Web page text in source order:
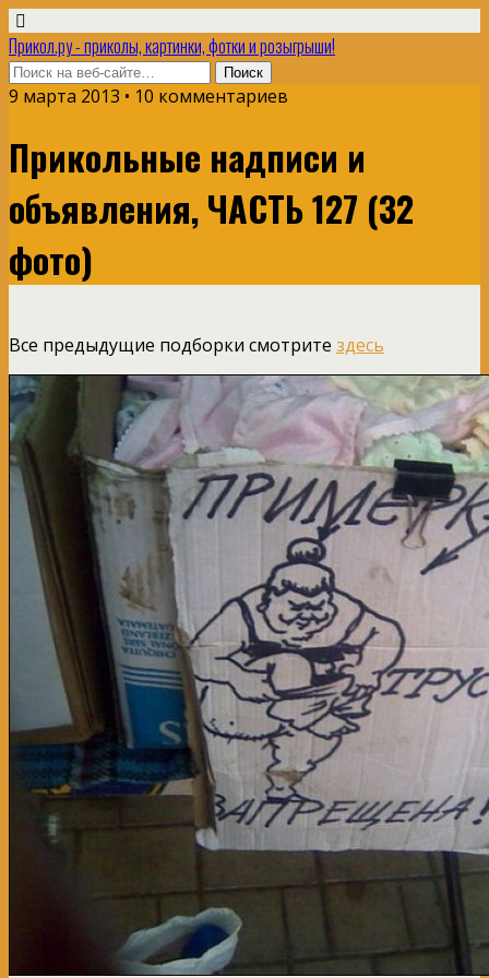
Прикол.ру - приколы, картинки, фотки и розыгрыши!
9 марта 2013 • 10 комментариев
Прикольные надписи и
объявления, ЧАСТЬ 127 (32
фото)
Все предыдущие подборки смотрите здесь